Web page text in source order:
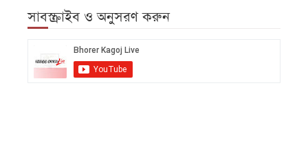
সাবস্ক্রাইব ও অনুসরণ করুন